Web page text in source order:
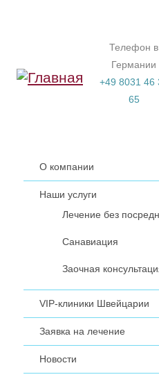
Телефон в
Германии
+49 8031 46
65
О компании
Наши услуги
Лечение без
Санавиация
Заочная
VIP-клиники Швейцарии
Заявка на лечение
Новости